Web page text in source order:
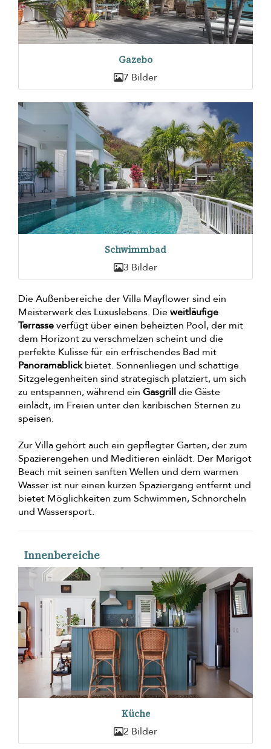
Gazebo
7 Bilder
Schwimmbad
3 Bilder
Die Außenbereiche der Villa Mayflower sind ein
Meisterwerk des Luxuslebens. Dieweitläufige
Terrasseverfügt über einen beheizten Pool, der mit
dem Horizont zu verschmelzen scheint und die
perfekte Kulisse für ein erfrischendes Bad mit
Panoramablickbietet. Sonnenliegen und schattige
Sitzgelegenheiten sind strategisch platziert, um sich
zu entspannen, während ein Gasgrilldie Gäste
einlädt, im Freien unter den karibischen Sternen zu
speisen.
Zur Villa gehört auch ein gepflegter Garten, der zum
Spazierengehen und Meditieren einlädt. Der Marigot
Beach mit seinen sanften Wellen und dem warmen
Wasser ist nur einen kurzen Spaziergang entfernt und
bietet Möglichkeiten zum Schwimmen, Schnorcheln
und Wassersport.
Innenbereiche
Küche
2 Bilder